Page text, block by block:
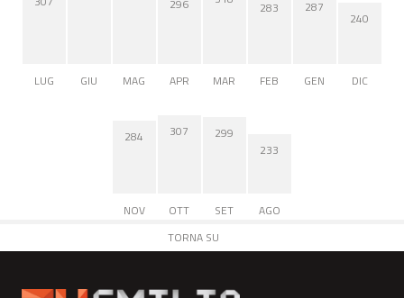
LUG GIU MAG
296
APR MAR
283
FEB
287
GEN
240
DIC
284
NOV
307
OTT
299
SET
233
AGO
TORNA SU